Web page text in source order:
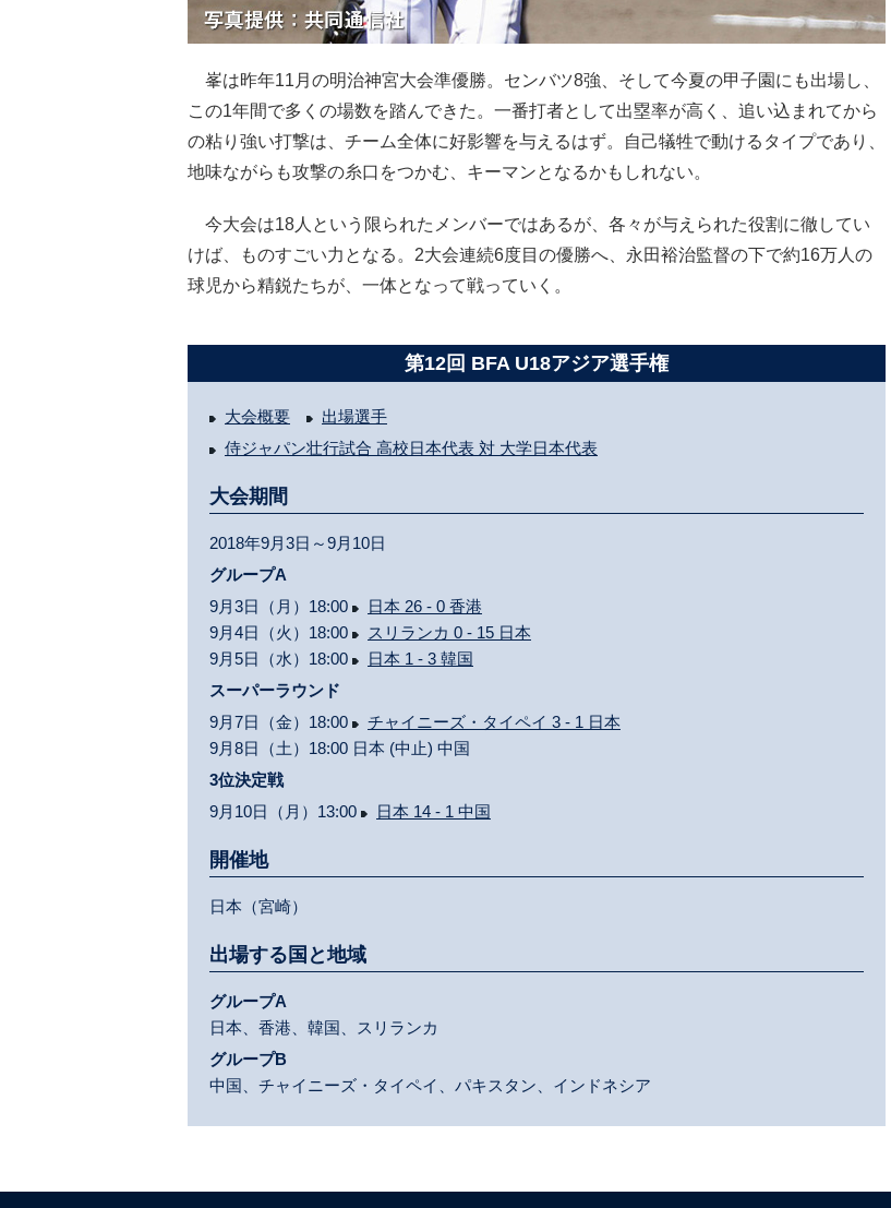
峯は昨年11月の明治神宮大会準優勝。センバツ8強、そして今夏の甲子園にも出場し、
この1年間で多くの場数を踏んできた。一番打者として出塁率が高く、追い込まれてから
の粘り強い打撃は、チーム全体に好影響を与えるはず。自己犠牲で動けるタイプであり、
地味ながらも攻撃の糸口をつかむ、キーマンとなるかもしれない。
今大会は18人という限られたメンバーではあるが、各々が与えられた役割に徹してい
けば、ものすごい力となる。2大会連続6度目の優勝へ、永田裕治監督の下で約16万人の
球児から精鋭たちが、一体となって戦っていく。
第12回 BFA U18アジア選手権
大会概要
出場選手
侍ジャパン壮行試合 高校日本代表 対 大学日本代表
大会期間
2018年9月3日～9月10日
グループA
9月3日（月）18:00
日本 26 - 0 香港
9月4日（火）18:00
スリランカ 0 - 15 日本
9月5日（水）18:00
日本 1 - 3 韓国
スーパーラウンド
9月7日（金）18:00
チャイニーズ・タイペイ 3 - 1 日本
9月8日（土）18:00 日本 (中止) 中国
3位決定戦
9月10日（月）13:00
日本 14 - 1 中国
開催地
日本（宮崎）
出場する国と地域
グループA
日本、香港、韓国、スリランカ
グループB
中国、チャイニーズ・タイペイ、パキスタン、インドネシア